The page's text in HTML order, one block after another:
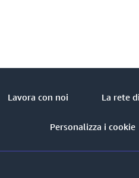
Lavora con noi La rete
Personalizza i cookie